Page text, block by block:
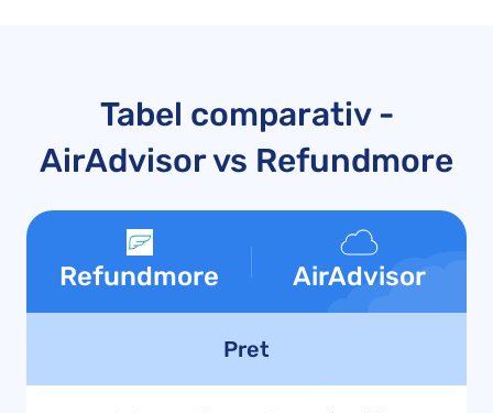
Tabel comparativ -
AirAdvisor vs Refundmore
Pret
Refundmore AirAdvisor